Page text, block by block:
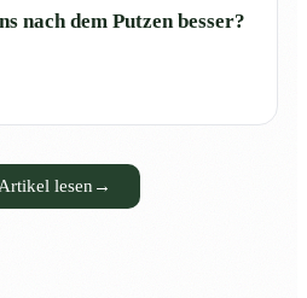
nach dem Putzen besser?
lesen →